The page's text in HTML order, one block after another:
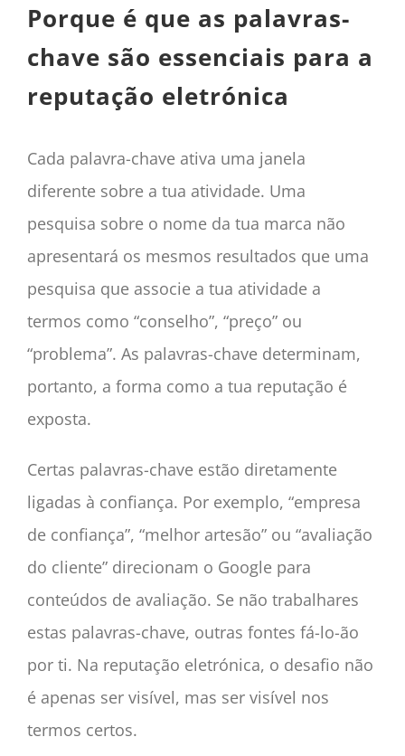
Porque é que as palavras-
chave são essenciais para a
reputação eletrónica
Cada palavra-chave ativa uma janela
diferente sobre a tua atividade. Uma
pesquisa sobre o nome da tua marca não
apresentará os mesmos resultados que uma
pesquisa que associe a tua atividade a
termos como “conselho”, “preço” ou
“problema”. As palavras-chave determinam,
portanto, a forma como a tua reputação é
exposta.
Certas palavras-chave estão diretamente
ligadas à confiança. Por exemplo, “empresa
de confiança”, “melhor artesão” ou “avaliação
do cliente” direcionam o Google para
conteúdos de avaliação. Se não trabalhares
estas palavras-chave, outras fontes fá-lo-ão
por ti. Na reputação eletrónica, o desafio não
é apenas ser visível, mas ser visível nos
termos certos.